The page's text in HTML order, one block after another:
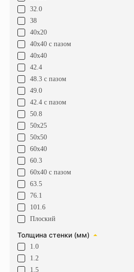
32.0
38
40х20
40х40 с пазом
40х40
42.4
48.3 с пазом
49.0
42.4 с пазом
50.8
50х25
50х50
60х40
60.3
60х40 с пазом
63.5
76.1
101.6
Плоский
Толщина стенки (мм)
1.0
1.2
1.5